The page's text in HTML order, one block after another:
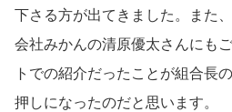
下さる方が出てきました。また
会社みかんの清原優太さんにも
トでの紹介だったことが組合長
押しになったのだと思います。